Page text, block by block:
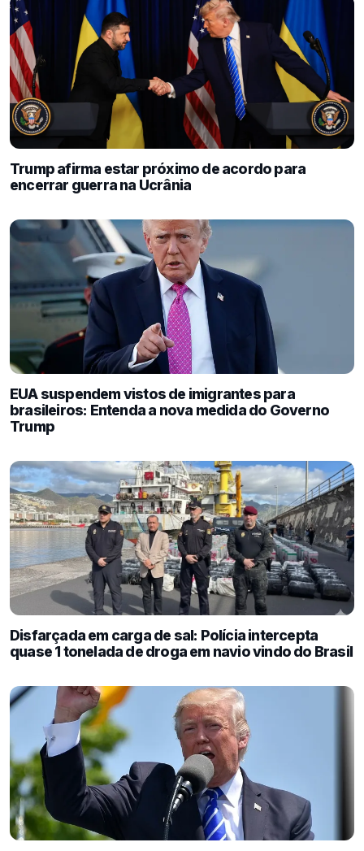
Trump afirma estar próximo de acordo para
encerrar guerra na Ucrânia
EUA suspendem vistos de imigrantes para
brasileiros: Entenda a nova medida do Governo
Trump
Disfarçada em carga de sal: Polícia intercepta
quase 1 tonelada de droga em navio vindo do Brasil